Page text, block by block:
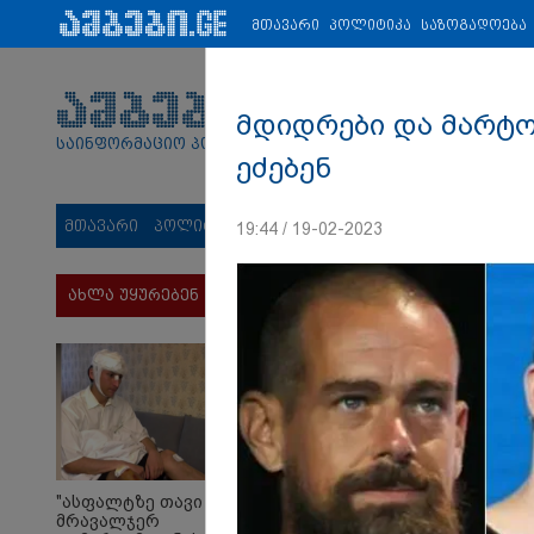
პარტნიორები: ახალი ამბები ეკონომიკა ვიდეო
საინფორმაციო პორტალი
მთავარი პოლიტიკა საზოგადოება
ახლა უყურებენ
"ასფალტზე თავი
მრავალჯერ
მთავარი პოლიტიკა საზოგადოება
მდიდრები და
ეძებენ
19:44 / 19-02-2023